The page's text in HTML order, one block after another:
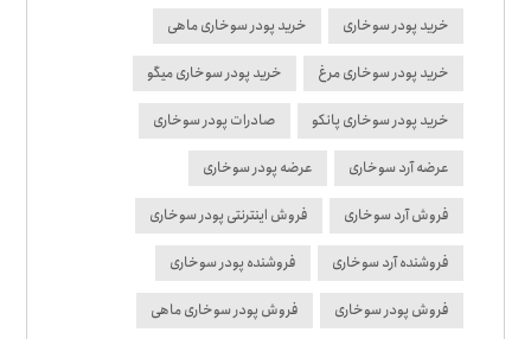
خرید پودر سوخاری خرید پودر سوخاری ماهی
خرید پودر سوخاری مرغ خرید پودر سوخاری میگو
خرید پودر سوخاری پانکو صادرات پودر سوخاری
عرضه آرد سوخاری عرضه پودر سوخاری
فروش آرد سوخاری فروش اینترنتی پودر سوخاری
فروشنده آرد سوخاری فروشنده پودر سوخاری
فروش پودر سوخاری فروش پودر سوخاری ماهی